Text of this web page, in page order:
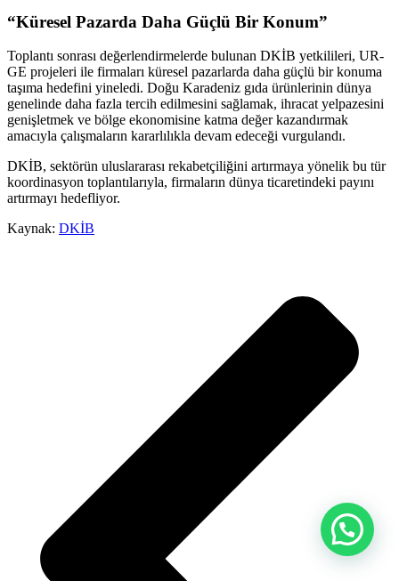
“Küresel Pazarda Daha Güçlü Bir Konum”
Toplantı sonrası değerlendirmelerde bulunan DKİB yetkilileri, UR-
GE projeleri ile firmaları küresel pazarlarda daha güçlü bir konuma
taşıma hedefini yineledi. Doğu Karadeniz gıda ürünlerinin dünya
genelinde daha fazla tercih edilmesini sağlamak, ihracat yelpazesini
genişletmek ve bölge ekonomisine katma değer kazandırmak
amacıyla çalışmaların kararlılıkla devam edeceği vurgulandı.
DKİB, sektörün uluslararası rekabetçiliğini artırmaya yönelik bu tür
koordinasyon toplantılarıyla, firmaların dünya ticaretindeki payını
artırmayı hedefliyor.
Kaynak: DKİB